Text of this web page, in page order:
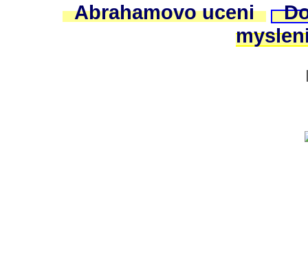
Abrahamovo uceni